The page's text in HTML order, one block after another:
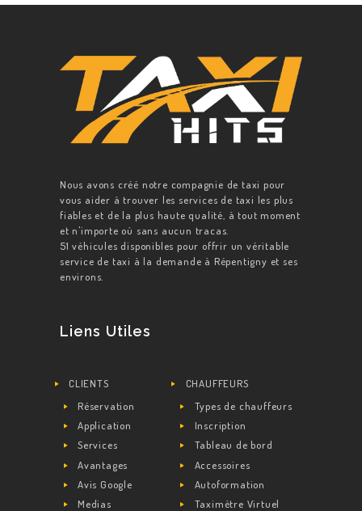
Nous avons créé notre compagnie de taxi pour
vous aider à trouver les services de taxi les plus
fiables et de la plus haute qualité, à tout moment
et n'importe où sans aucun tracas.
51 véhicules disponibles pour offrir un véritable
service de taxi à la demande à Répentigny et ses
environs.
Liens Utiles
CLIENTS
Réservation
Application
Services
Avantages
Avis Google
Medias
CHAUFFEURS
Types de chauffeurs
Inscription
Tableau de bord
Accessoires
Autoformation
Taximètre Virtuel